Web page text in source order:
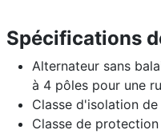
Spécifications
Alternateur sans
à 4 pôles pour une
Classe d'isolation
Classe de protection